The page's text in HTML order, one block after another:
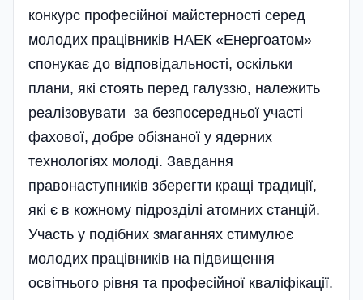
конкурс професійної майстерності серед
молодих працівників НАЕК «Енергоатом»
спонукає до відповідальності, оскільки
плани, які стоять перед галуззю, належить
реалізовувати за безпосередньої участі
фахової, добре обізнаної у ядерних
технологіях молоді. Завдання
правонаступників зберегти кращі традиції,
які є в кожному підрозділі атомних станцій.
Участь у подібних змаганнях стимулює
молодих праці­вників на підвищення
освітнього рівня та професійної кваліфікації.